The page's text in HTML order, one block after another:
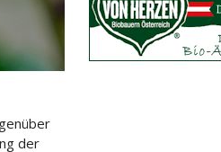
der